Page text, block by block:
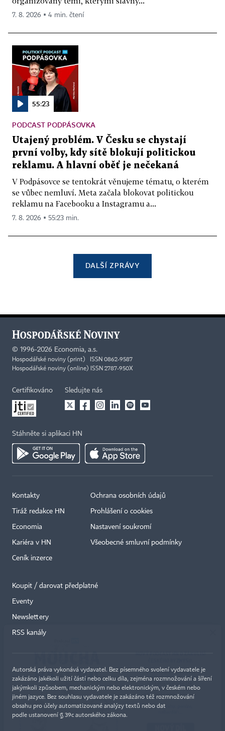
7. 8. 2026 ▪ 4 min. čtení
55:23
PODCAST PODPÁSOVKA
Utajený problém. V Česku se chystají
první volby, kdy sítě blokují politickou
reklamu. A hlavní oběť je nečekaná
V Podpásovce se tentokrát věnujeme tématu, o kterém
se vůbec nemluví. Meta začala blokovat politickou
reklamu na Facebooku a Instagramu a...
7. 8. 2026 ▪ 55:23 min.
DALŠÍ ZPRÁVY
© 1996-2026 Economia, a.s.
Hospodářské noviny (print) ISSN 0862-9587
Hospodářské noviny (online) ISSN 2787-950X
Certifikováno Sledujte nás
Stáhněte si aplikaci HN
Kontakty
Tiráž redakce HN
Economia
Kariéra v HN
Ceník inzerce
Ochrana osobních údajů
Prohlášení o cookies
Nastavení soukromí
Všeobecné smluvní podmínky
Koupit / darovat předplatné
Eventy
Newslettery
RSS kanály
Autorská práva vykonává vydavatel. Bez písemného svolení vydavatele je
zakázáno jakékoli užití částí nebo celku díla, zejména rozmnožování a šíření
jakýmkoli způsobem, mechanickým nebo elektronickým, v českém nebo
jiném jazyce. Bez souhlasu vydavatele je zakázáno též rozmnožování
obsahu pro účely automatizované analýzy textů nebo dat
podle ustanovení § 39c autorského zákona.